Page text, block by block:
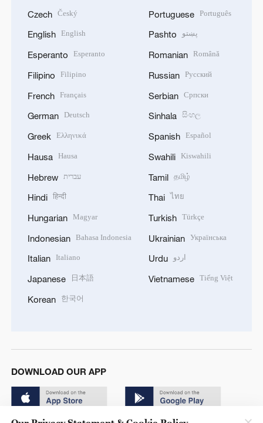
Czech Český
English English
Esperanto Esperanto
Filipino Filipino
French Français
German Deutsch
Greek Ελληνικά
Hausa Hausa
Hebrew עברית
Hindi हिन्दी
Hungarian Magyar
Indonesian Bahasa Indonesia
Italian Italiano
Japanese 日本語
Korean 한국어
Portuguese Português
Pashto پښتو
Romanian Română
Russian Русский
Serbian Српски
Sinhala සිංහල
Spanish Español
Swahili Kiswahili
Tamil தமிழ்
Thai ไทย
Turkish Türkçe
Ukrainian Українська
Urdu اردو
Vietnamese Tiếng Việt
DOWNLOAD OUR APP